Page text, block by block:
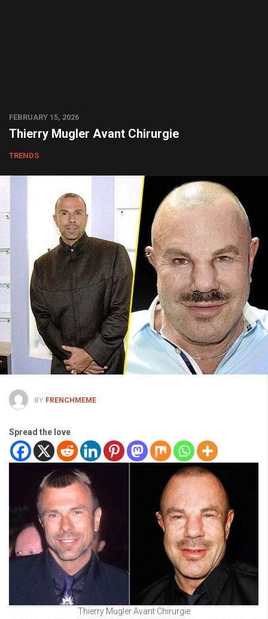
FEBRUARY 15, 2026
Thierry Mugler Avant Chirurgie
TRENDS
BY FRENCHMEME
Spread the love
Thierry Mugler Avant Chirurgie